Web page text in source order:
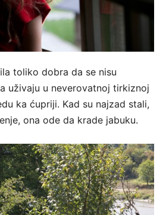
toliko dobra da se nisu
uživaju u neverovatnoj tirkiznoj
ka ćupriji. Kad su najzad stali,
ona ode da krade jabuku.